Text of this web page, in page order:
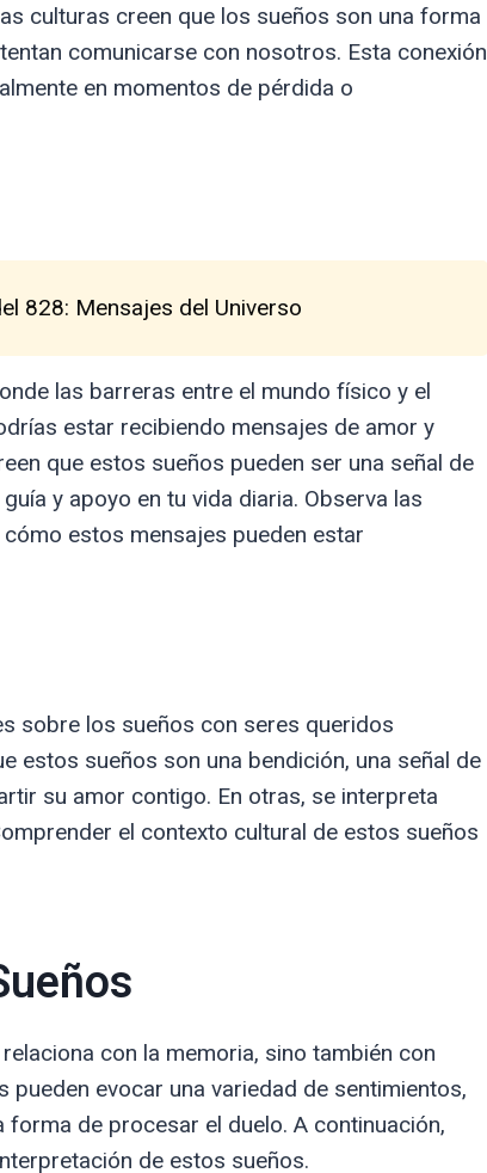
culturas creen que los sueños son una forma
comunicarse con nosotros. Esta conexión
en momentos de pérdida o
828: Mensajes del Universo
las barreras entre el mundo físico y el
estar recibiendo mensajes de amor y
que estos sueños pueden ser una señal de
y apoyo en tu vida diaria. Observa las
estos mensajes pueden estar
sobre los sueños con seres queridos
estos sueños son una bendición, una señal de
su amor contigo. En otras, se interpreta
el contexto cultural de estos sueños
con la memoria, sino también con
evocar una variedad de sentimientos,
de procesar el duelo. A continuación,
de estos sueños.